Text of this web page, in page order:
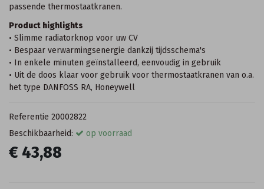
passende thermostaatkranen.
Product highlights
• Slimme radiatorknop voor uw CV
• Bespaar verwarmingsenergie dankzij tijdsschema's
• In enkele minuten geïnstalleerd, eenvoudig in gebruik
• Uit de doos klaar voor gebruik voor thermostaatkranen van o.a.
het type DANFOSS RA, Honeywell
Referentie 20002822
Beschikbaarheid:
op voorraad
€ 43,88